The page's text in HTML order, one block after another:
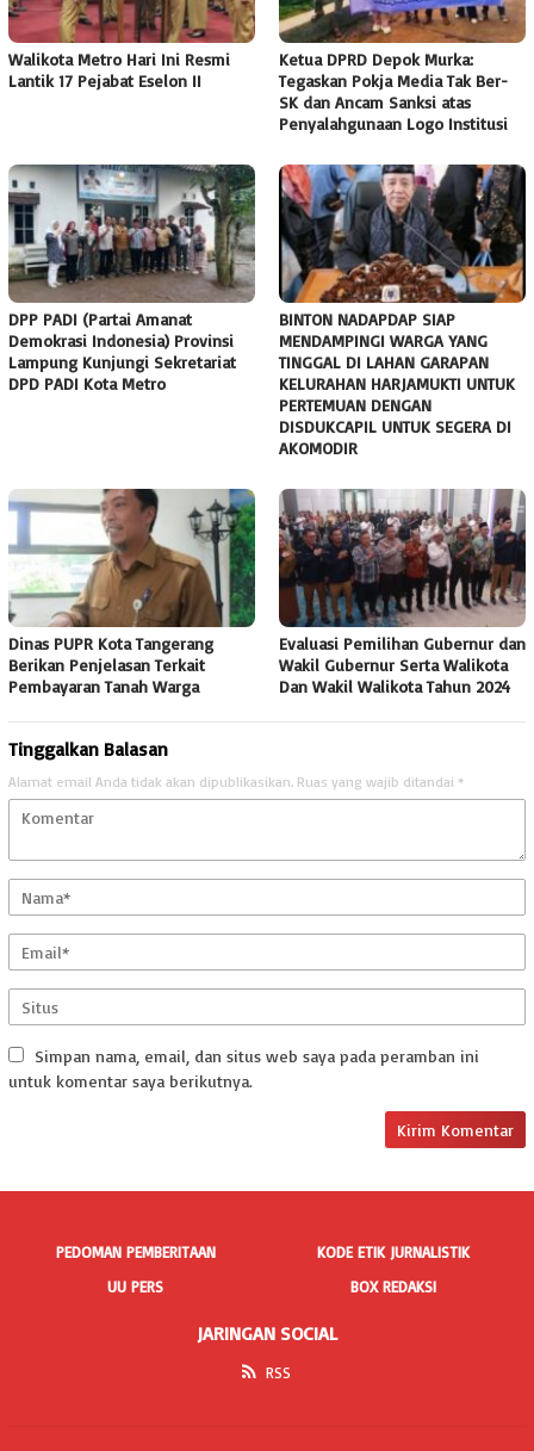
Walikota Metro Hari Ini Resmi
Lantik 17 Pejabat Eselon II
Ketua DPRD Depok Murka:
Tegaskan Pokja Media Tak Ber-
SK dan Ancam Sanksi atas
Penyalahgunaan Logo Institusi
DPP PADI (Partai Amanat
Demokrasi Indonesia) Provinsi
Lampung Kunjungi Sekretariat
DPD PADI Kota Metro
BINTON NADAPDAP SIAP
MENDAMPINGI WARGA YANG
TINGGAL DI LAHAN GARAPAN
KELURAHAN HARJAMUKTI UNTUK
PERTEMUAN DENGAN
DISDUKCAPIL UNTUK SEGERA DI
AKOMODIR
Dinas PUPR Kota Tangerang
Berikan Penjelasan Terkait
Pembayaran Tanah Warga
Evaluasi Pemilihan Gubernur dan
Wakil Gubernur Serta Walikota
Dan Wakil Walikota Tahun 2024
Tinggalkan Balasan
Alamat email Anda tidak akan dipublikasikan. Ruas yang wajib ditandai *
Simpan nama, email, dan situs web saya pada peramban ini
untuk komentar saya berikutnya.
PEDOMAN PEMBERITAAN
KODE ETIK JURNALISTIK
UU PERS
BOX REDAKSI
JARINGAN SOCIAL
RSS